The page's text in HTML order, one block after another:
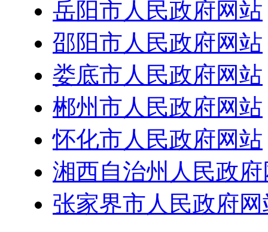
岳阳市人民政府网站
邵阳市人民政府网站
娄底市人民政府网站
郴州市人民政府网站
怀化市人民政府网站
湘西自治州人民政
张家界市人民政府网